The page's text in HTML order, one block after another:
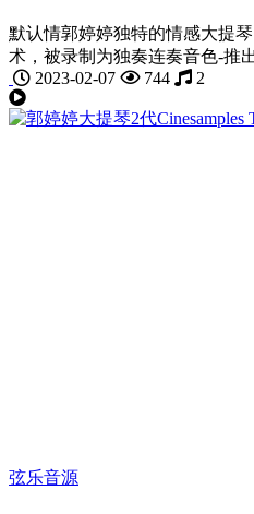
默认情郭婷婷独特的情感大提
术，被录制为独奏连奏音色-推
2023-02-07
744 2
弦乐音源